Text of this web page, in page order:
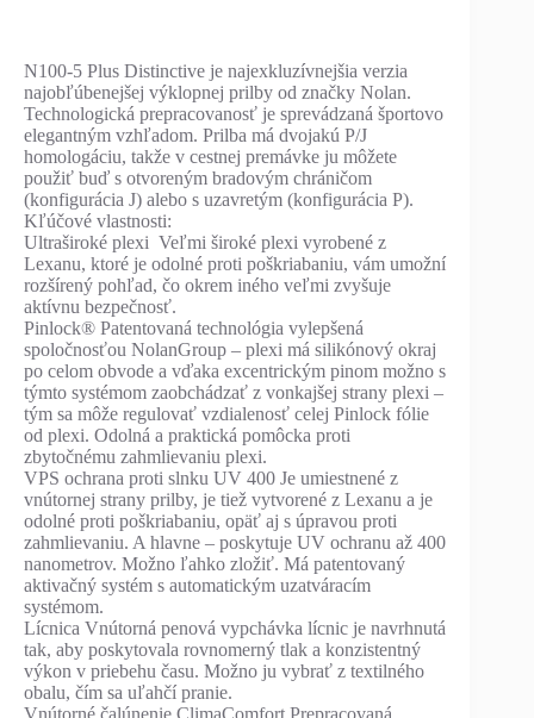
N100-5 Plus Distinctive je najexkluzívnejšia verzia
najobľúbenejšej výklopnej prilby od značky Nolan.
Technologická prepracovanosť je sprevádzaná športovo
elegantným vzhľadom. Prilba má dvojakú P/J
homologáciu, takže v cestnej premávke ju môžete
použiť buď s otvoreným bradovým chráničom
(konfigurácia J) alebo s uzavretým (konfigurácia P).
Kľúčové vlastnosti:
Ultraširoké plexi Veľmi široké plexi vyrobené z
Lexanu, ktoré je odolné proti poškriabaniu, vám umožní
rozšírený pohľad, čo okrem iného veľmi zvyšuje
aktívnu bezpečnosť.
Pinlock® Patentovaná technológia vylepšená
spoločnosťou NolanGroup – plexi má silikónový okraj
po celom obvode a vďaka excentrickým pinom možno s
týmto systémom zaobchádzať z vonkajšej strany plexi –
tým sa môže regulovať vzdialenosť celej Pinlock fólie
od plexi. Odolná a praktická pomôcka proti
zbytočnému zahmlievaniu plexi.
VPS ochrana proti slnku UV 400 Je umiestnené z
vnútornej strany prilby, je tiež vytvorené z Lexanu a je
odolné proti poškriabaniu, opäť aj s úpravou proti
zahmlievaniu. A hlavne – poskytuje UV ochranu až 400
nanometrov. Možno ľahko zložiť. Má patentovaný
aktivačný systém s automatickým uzatváracím
systémom.
Lícnica Vnútorná penová vypchávka lícnic je navrhnutá
tak, aby poskytovala rovnomerný tlak a konzistentný
výkon v priebehu času. Možno ju vybrať z textilného
obalu, čím sa uľahčí pranie.
Vnútorné čalúnenie ClimaComfort Prepracovaná